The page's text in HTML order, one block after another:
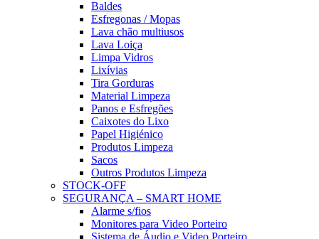
Baldes
Esfregonas / Mopas
Lava chão multiusos
Lava Loiça
Limpa Vidros
Lixívias
Tira Gorduras
Material Limpeza
Panos e Esfregões
Caixotes do Lixo
Papel Higiénico
Produtos Limpeza
Sacos
Outros Produtos Limpeza
STOCK-OFF
SEGURANÇA – SMART HOME
Alarme s/fios
Monitores para Video Porteiro
Sistema de Áudio e Video Porteiro